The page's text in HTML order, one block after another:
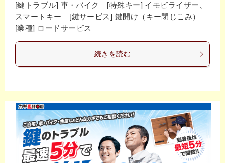
[鍵トラブル] 車・バイク [特殊キー] イモビライザー、
スマートキー [鍵サービス] 鍵開け（キー閉じこみ）
[業種] ロードサービス
続きを読む